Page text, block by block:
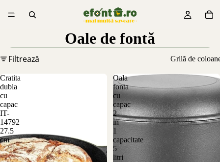
Oale de fontă
Filtrează Grilă de
Cratita
dubla
cu
capac
IT-
14792
27.5
cm
Oala
fonta
cu
capac
2
in
1
capacitate
5
litri